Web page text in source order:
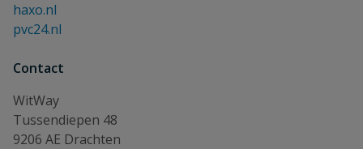
haxo.nl
pvc24.nl
Contact
WitWay
Tussendiepen 48
9206 AE Drachten